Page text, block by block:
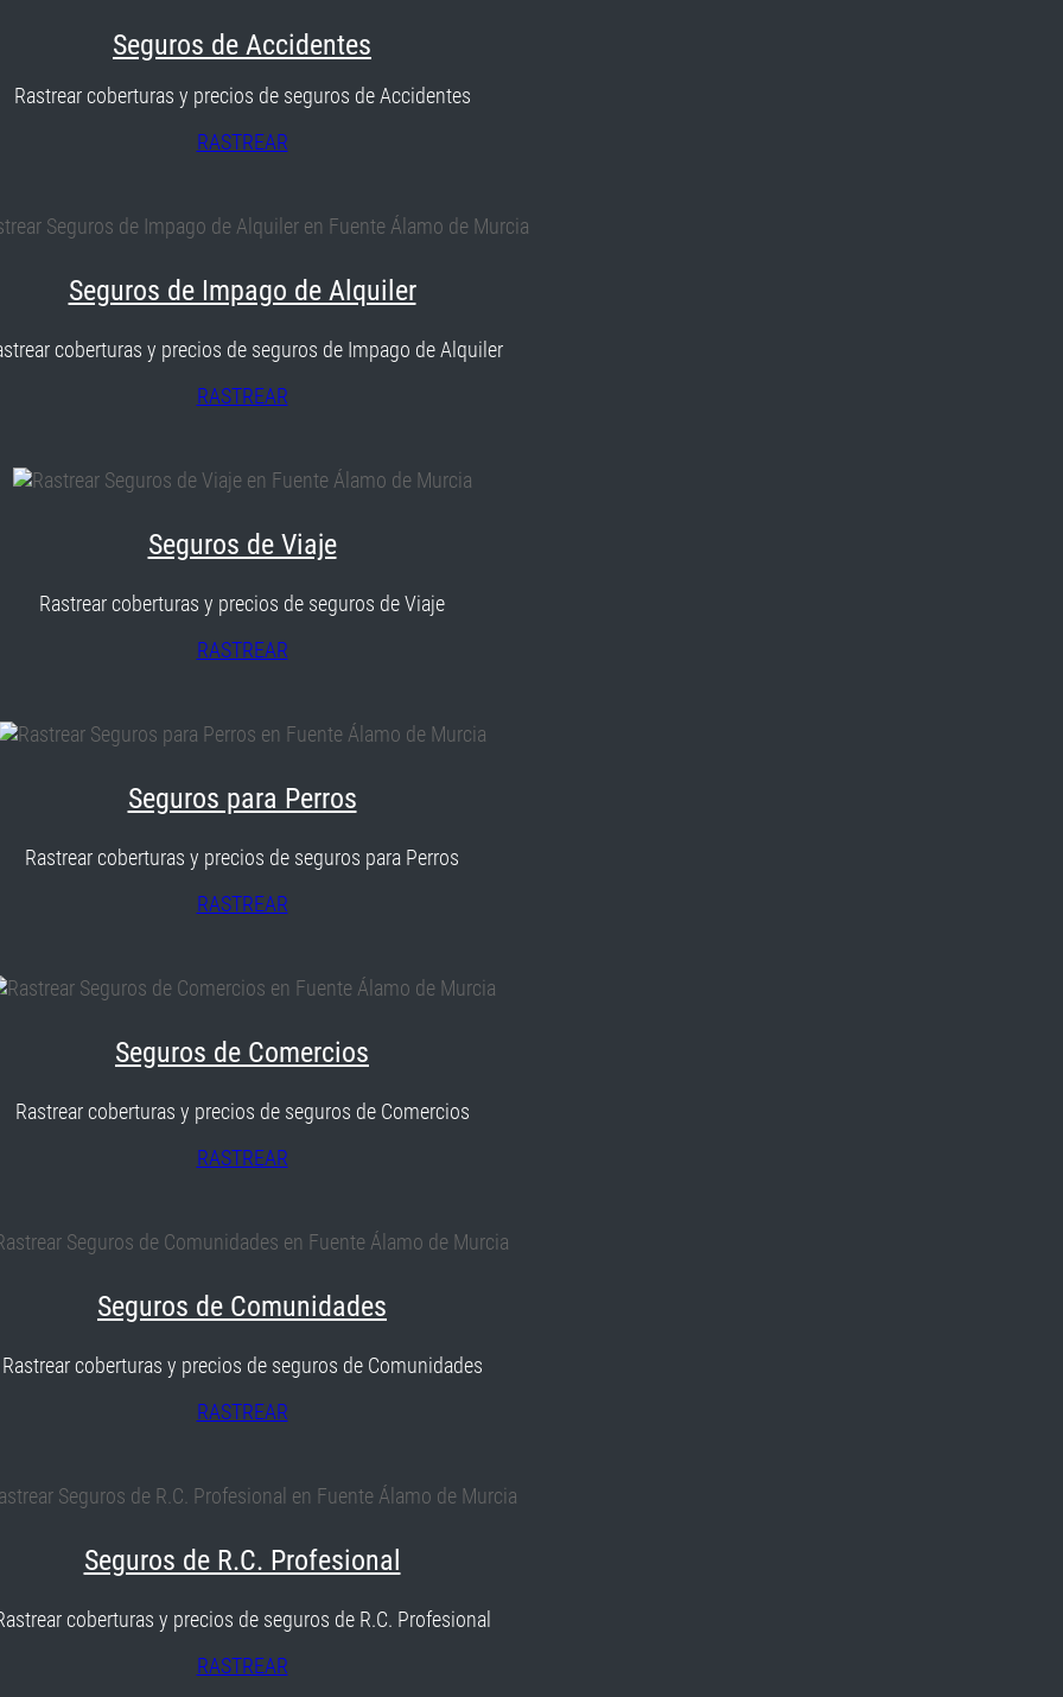
Seguros de Accidentes
Rastrear coberturas y precios de seguros de Accidentes
RASTREAR
Seguros de Impago de Alquiler
coberturas y precios de seguros de Impago de Alquiler
RASTREAR
Seguros de Viaje
Rastrear coberturas y precios de seguros de Viaje
RASTREAR
Seguros para Perros
Rastrear coberturas y precios de seguros para Perros
RASTREAR
Seguros de Comercios
Rastrear coberturas y precios de seguros de Comercios
RASTREAR
Seguros de Comunidades
Rastrear coberturas y precios de seguros de Comunidades
RASTREAR
Seguros de R.C. Profesional
coberturas y precios de seguros de R.C. Profesional
RASTREAR